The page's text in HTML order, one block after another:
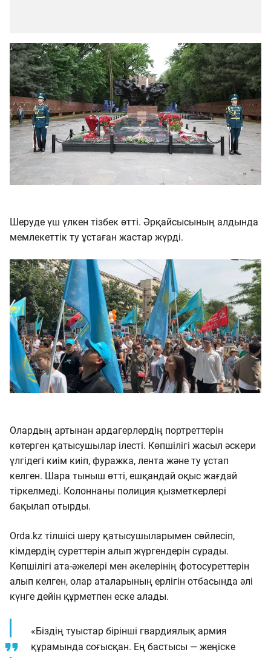
Шеруде үш үлкен тізбек өтті. Әрқайсысының алдында
мемлекеттік ту ұстаған жастар жүрді.
Олардың артынан ардагерлердің портреттерін
көтерген қатысушылар ілесті. Көпшілігі жасыл әскери
үлгідегі киім киіп, фуражка, лента және ту ұстап
келген. Шара тыныш өтті, ешқандай оқыс жағдай
тіркелмеді. Колоннаны полиция қызметкерлері
бақылап отырды.
Orda.kz тілшісі шеру қатысушыларымен сөйлесіп,
кімдердің суреттерін алып жүргендерін сұрады.
Көпшілігі ата-әжелері мен әкелерінің фотосуреттерін
алып келген, олар аталарының ерлігін отбасында әлі
күнге дейін құрметпен еске алады.
«Біздің туыстар бірінші гвардиялық армия
құрамында соғысқан. Ең бастысы — жеңіске